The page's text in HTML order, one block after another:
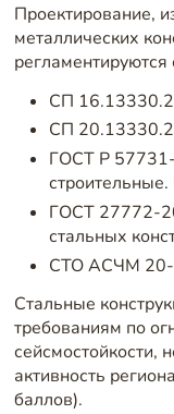
Проектирование,
металлических
СП
СП
ГОСТ Р
ГОСТ 27772-
стальных
СТО АСЧМ 20-
Стальные
требованиям по
сейсмостойкости,
активность
баллов).